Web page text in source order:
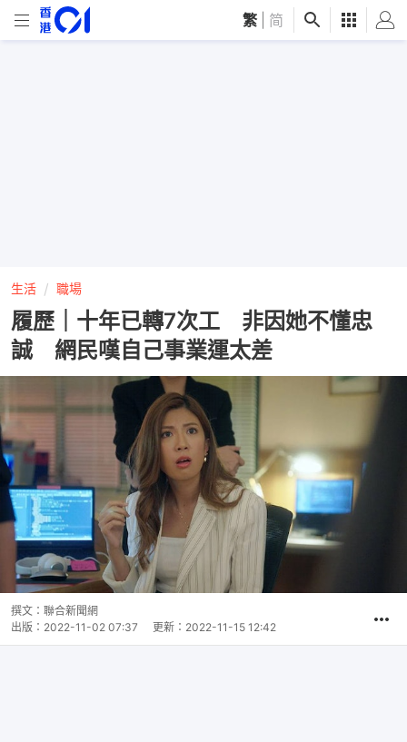
繁 简
生活 職場
履歷｜十年已轉7次工 非因她不懂忠
誠 網民嘆自己事業運太差
撰文： 聯合新聞網
出版： 2022-11-02 07:37 更新： 2022-11-15 12:42